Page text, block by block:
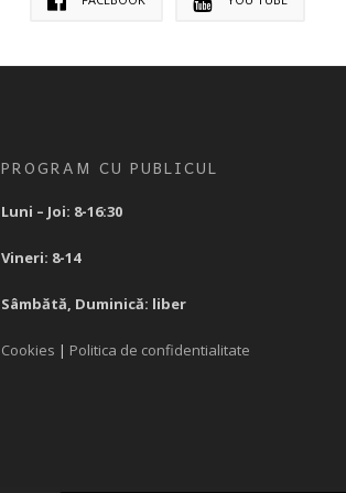
PROGRAM CU PUBLICUL
Luni – Joi: 8-16:30
Vineri: 8-14
Sâmbătă, Duminică: liber
Cookies | Politica de confidentialitate